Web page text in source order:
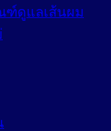
ดูแลเส้นผม